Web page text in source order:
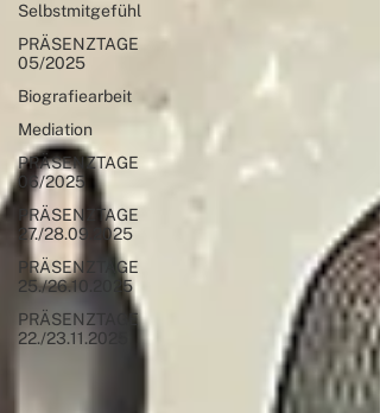
Selbstmitgefühl
PRÄSENZTAGE
05/2025
Biografiearbeit
Mediation
PRÄSENZTAGE
06/2025
PRÄSENZTAGE
27./28.09.2025
PRÄSENZTAGE
25./26.10.2025
PRÄSENZTAGE
22./23.11.2025